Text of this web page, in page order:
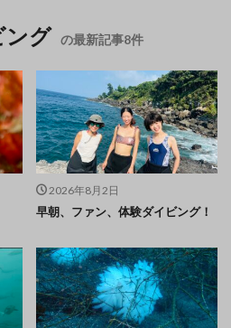
ング の最新記事8件
2026年8月2日
早朝、ファン、体験ダイビング！